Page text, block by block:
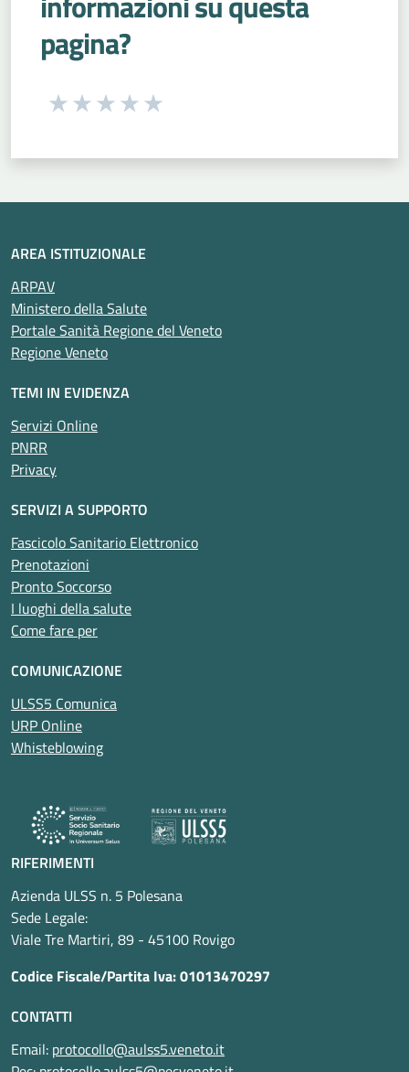
pagina?
Seleziona una valutazione da 1 a 5 stelle
AREA ISTITUZIONALE
ARPAV
Ministero della Salute
Portale Sanità Regione del Veneto
Regione Veneto
TEMI IN EVIDENZA
Servizi Online
PNRR
Privacy
SERVIZI A SUPPORTO
Fascicolo Sanitario Elettronico
Prenotazioni
Pronto Soccorso
I luoghi della salute
Come fare per
COMUNICAZIONE
ULSS5 Comunica
URP Online
Whisteblowing
RIFERIMENTI
Azienda ULSS n. 5 Polesana
Sede Legale:
Viale Tre Martiri, 89 - 45100 Rovigo
Codice Fiscale/Partita Iva: 01013470297
CONTATTI
Email: protocollo@aulss5.veneto.it